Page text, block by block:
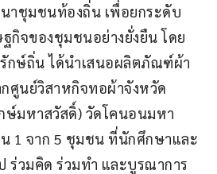
าชุมชนท้องถิ่น เพื่อยกระดับ
กิจของชุมชนอย่างยั่งยืน โดย
กษ์ถิ่น ได้นำเสนอผลิตภัณฑ์ผ้า
ศูนย์วิสาหกิจทอผ้าจังหวัด
ษ์มหาสวัสดิ์) วัดโคนอนมหา
1 จาก 5 ชุมชน ที่นักศึกษาและ
ร่วมคิด ร่วมทำ และบูรณาการ